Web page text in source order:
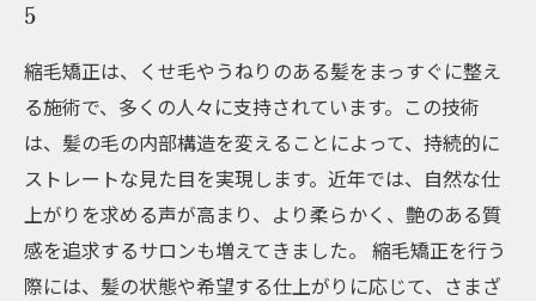
5
縮毛矯正は、くせ毛やうねりのある髪をまっすぐに整え
る施術で、多くの人々に支持されています。この技術
は、髪の毛の内部構造を変えることによって、持続的に
ストレートな見た目を実現します。近年では、自然な仕
上がりを求める声が高まり、より柔らかく、艶のある質
感を追求するサロンも増えてきました。 縮毛矯正を行う
際には、髪の状態や希望する仕上がりに応じて、さまざ